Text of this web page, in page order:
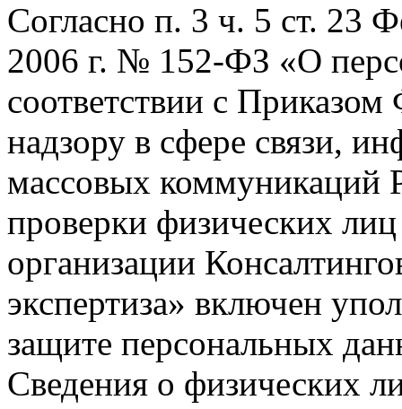
Согласно п. 3 ч. 5 ст. 23
2006 г. № 152-ФЗ «О
соответствии с
надзору в сфере связи,
массовых коммуникаций
проверки физических
организации
экспертиза» включен
защите персональных
Сведения о физических